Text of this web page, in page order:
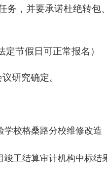
，并要承诺杜绝转包
节假日可正常报名）
研究确定。
校格桑路分校维修改
竣工结算审计机构中标结